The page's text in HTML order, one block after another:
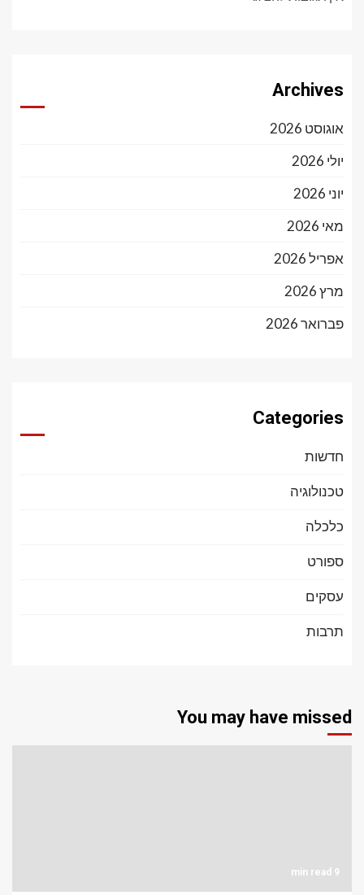
Archives
אוגוסט 2026
יולי 2026
יוני 2026
מאי 2026
אפריל 2026
מרץ 2026
פברואר 2026
Categories
חדשות
טכנולוגיה
כלכלה
ספורט
עסקים
תרבות
You may have missed
9 min read